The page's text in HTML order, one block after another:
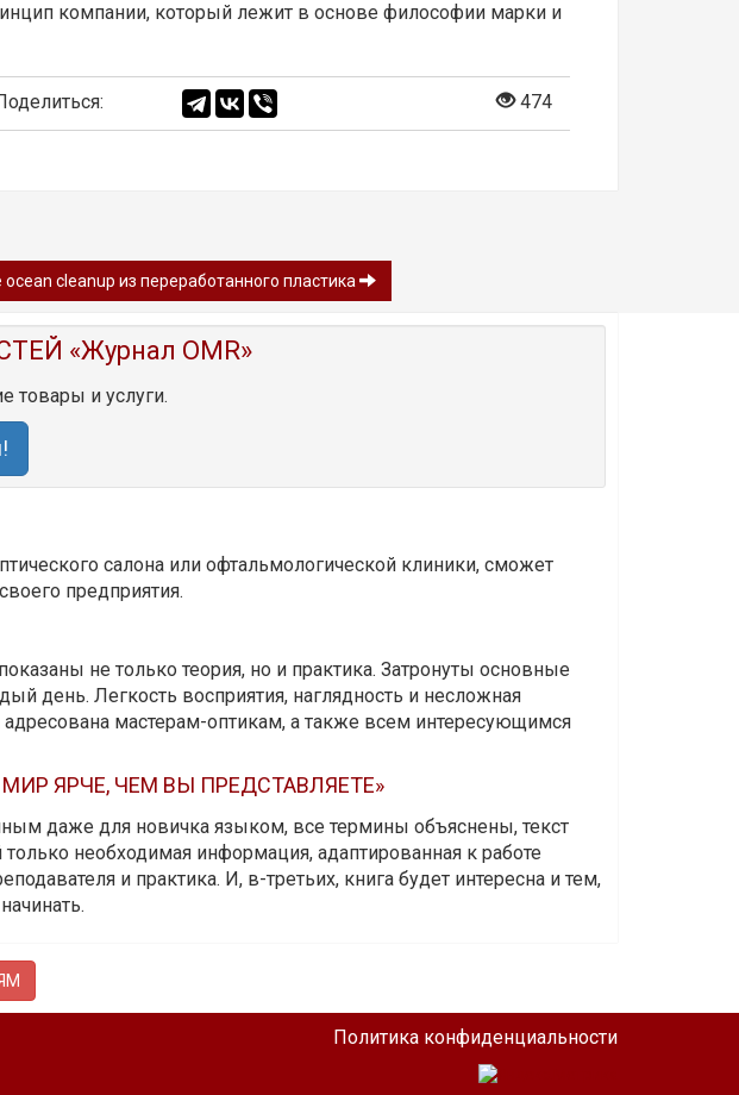
компании, который лежит в основе философии марки и
474
cleanup из переработанного пластика
«Журнал OMR»
товары и услуги.
салона или офтальмологической клиники, сможет
предприятия.
не только теория, но и практика. Затронуты основные
день. Легкость восприятия, наглядность и несложная
мастерам-оптикам, а также всем интересующимся
ЯРЧЕ, ЧЕМ ВЫ ПРЕДСТАВЛЯЕТЕ»
даже для новичка языком, все термины объяснены, текст
необходимая информация, адаптированная к работе
и практика. И, в-третьих, книга будет интересна и тем,
Политика конфиденциальности